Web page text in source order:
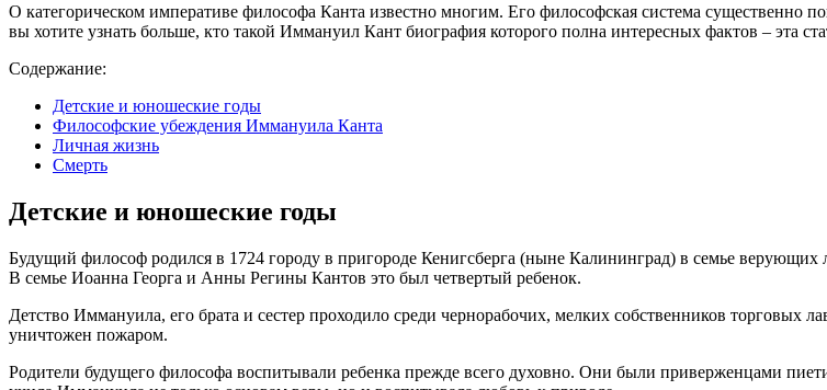
О категорическом императиве философа Канта известно многим. Его философская система существенно
вы хотите узнать больше, кто такой Иммануил Кант биография которого полна интересных фактов – эта
Содержание:
Детские и юношеские годы
Философские убеждения Иммануила Канта
Личная жизнь
Смерть
Детские и юношеские годы
Будущий философ родился в 1724 городу в пригороде Кенигсберга (ныне Калининград) в семье
В семье Иоанна Георга и Анны Регины Кантов это был четвертый ребенок.
Детство Иммануила, его брата и сестер проходило среди чернорабочих, мелких собственников торговых
уничтожен пожаром.
Родители будущего философа воспитывали ребенка прежде всего духовно. Они были приверженцами